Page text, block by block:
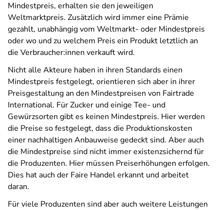
Mindestpreis, erhalten sie den jeweiligen
Weltmarktpreis. Zusätzlich wird immer eine Prämie
gezahlt, unabhängig vom Weltmarkt- oder Mindestpreis
oder wo und zu welchem Preis ein Produkt letztlich an
die Verbraucher:innen verkauft wird.
Nicht alle Akteure haben in ihren Standards einen
Mindestpreis festgelegt, orientieren sich aber in ihrer
Preisgestaltung an den Mindestpreisen von Fairtrade
International. Für Zucker und einige Tee- und
Gewürzsorten gibt es keinen Mindestpreis. Hier werden
die Preise so festgelegt, dass die Produktionskosten
einer nachhaltigen Anbauweise gedeckt sind. Aber auch
die Mindestpreise sind nicht immer existenzsichernd für
die Produzenten. Hier müssen Preiserhöhungen erfolgen.
Dies hat auch der Faire Handel erkannt und arbeitet
daran.
Für viele Produzenten sind aber auch weitere Leistungen